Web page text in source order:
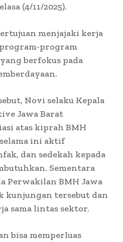
(4/11/2025).
menjajaki kerja
program
berfokus pada
Novi selaku Kepala
Jawa Barat
atas kiprah BMH
ini aktif
dan sedekah kepada
Sementara
Perwakilan BMH Jawa
kunjungan tersebut dan
sama lintas sektor.
bisa memperluas